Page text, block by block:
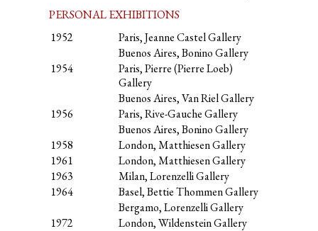
PERSONAL EXHIBITIONS
1952
Paris, Jeanne Castel Gallery
Buenos Aires, Bonino Gallery
1954
Paris, Pierre (Pierre Loeb)
Gallery
Buenos Aires, Van Riel Gallery
1956
Paris, Rive-Gauche Gallery
Buenos Aires, Bonino Gallery
1958
London, Matthiesen Gallery
1961
London, Matthiesen Gallery
1963
Milan, Lorenzelli Gallery
1964
Basel, Bettie Thommen Gallery
Bergamo, Lorenzelli Gallery
1972
London, Wildenstein Gallery